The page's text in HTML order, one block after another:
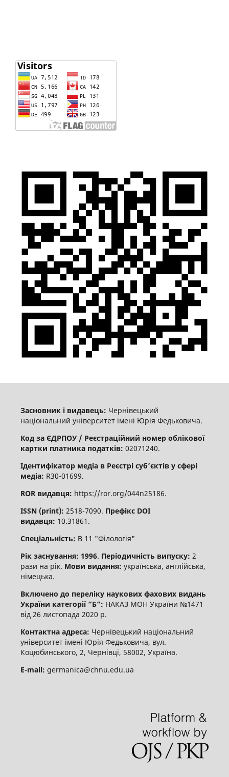
Засновник і видавець: Чернівецький
національний університет імені Юрія Федьковича.
Код за ЄДРПОУ / Реєстраційний номер облікової
картки платника податків: 02071240.
Ідентифікатор медіа в Реєстрі суб’єктів у сфері
медіа: R30-01699.
ROR видавця: https://ror.org/044n25186.
ISSN (print): 2518-7090. Префікс DOI
видавця: 10.31861.
Спеціальність: В 11 "Філологія"
Рік заснування: 1996. Періодичність випуску: 2
рази на рік. Мови видання: українська, англійська,
німецька.
Включено до переліку наукових фахових видань
України категорії “Б“: НАКАЗ МОН України №1471
від 26 листопада 2020 р.
Контактна адреса: Чернівецький національний
університет імені Юрія Федьковича, вул.
Коцюбинського, 2, Чернівці, 58002, Україна.
E-mail: germanica@chnu.edu.ua